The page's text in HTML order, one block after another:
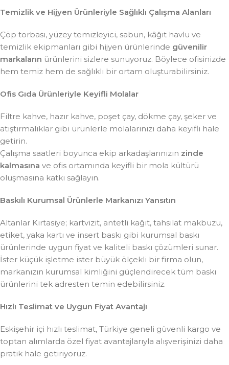
Temizlik ve Hijyen Ürünleriyle Sağlıklı Çalışma Alanları
Çöp torbası, yüzey temizleyici, sabun, kâğıt havlu ve
temizlik ekipmanları gibi hijyen ürünlerinde güvenilir
markaların ürünlerini sizlere sunuyoruz. Böylece ofisinizde
hem temiz hem de sağlıklı bir ortam oluşturabilirsiniz.
Ofis Gıda Ürünleriyle Keyifli Molalar
Filtre kahve, hazır kahve, poşet çay, dökme çay, şeker ve
atıştırmalıklar gibi ürünlerle molalarınızı daha keyifli hale
getirin.
Çalışma saatleri boyunca ekip arkadaşlarınızın zinde
kalmasına ve ofis ortamında keyifli bir mola kültürü
oluşmasına katkı sağlayın.
Baskılı Kurumsal Ürünlerle Markanızı Yansıtın
Altanlar Kırtasiye; kartvizit, antetli kağıt, tahsilat makbuzu,
etiket, yaka kartı ve insert baskı gibi kurumsal baskı
ürünlerinde uygun fiyat ve kaliteli baskı çözümleri sunar.
İster küçük işletme ister büyük ölçekli bir firma olun,
markanızın kurumsal kimliğini güçlendirecek tüm baskı
ürünlerini tek adresten temin edebilirsiniz.
Hızlı Teslimat ve Uygun Fiyat Avantajı
Eskişehir içi hızlı teslimat, Türkiye geneli güvenli kargo ve
toptan alımlarda özel fiyat avantajlarıyla alışverişinizi daha
pratik hale getiriyoruz.